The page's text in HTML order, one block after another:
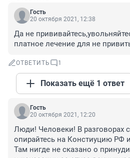
Гость
20 октября 2021, 12:38
Да не
платное лечение для не
ОТВЕТИТЬ 1
Показать ещё 1 ответ
Гость
20 октября 2021, 12:20
Люди! Человеки! В разговорах
опирайтесь на Констиуцию РФ
Там нигде не сказано о